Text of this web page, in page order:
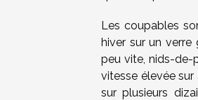
Les coupables
hiver sur un verre
peu vite, nids-de-
vitesse élevée
sur plusieurs